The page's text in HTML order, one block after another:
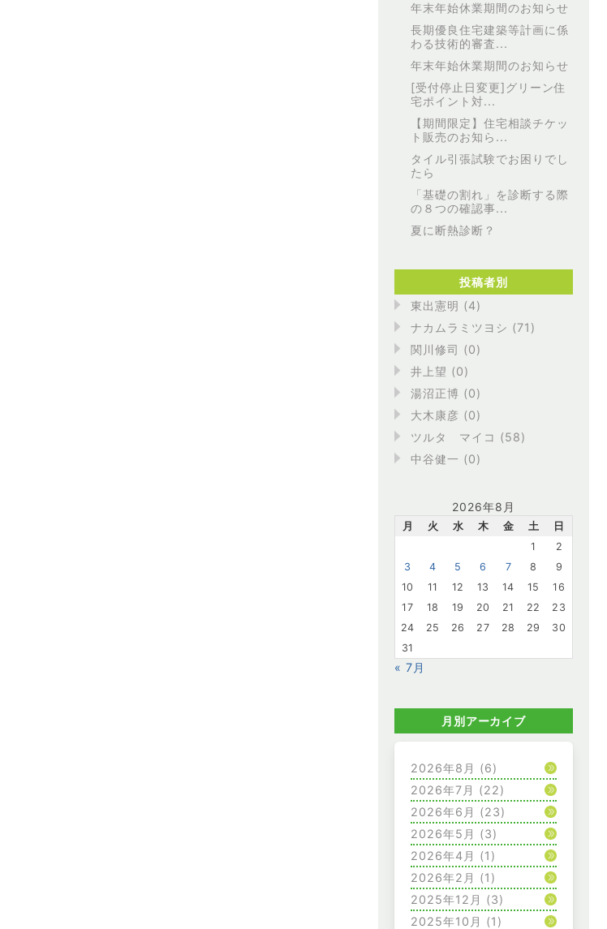
年末年始休業期間のお知らせ
長期優良住宅建築等計画に係
わる技術的審査...
年末年始休業期間のお知らせ
[受付停止日変更]グリーン住
宅ポイント対...
【期間限定】住宅相談チケッ
ト販売のお知ら...
タイル引張試験でお困りでし
たら
「基礎の割れ」を診断する際
の８つの確認事...
夏に断熱診断？
投稿者別
東出憲明 (4)
ナカムラミツヨシ (71)
関川修司 (0)
井上望 (0)
湯沼正博 (0)
大木康彦 (0)
ツルタ マイコ (58)
中谷健一 (0)
2026年8月
月 火 水 木 金 土
日
1
2
3
4 5 6 7 8
9
10
11 12 13 14 15
16
17
18 19 20 21 22
23
24
25 26 27 28 29
30
31
« 7月
月別アーカイブ
2026年8月 (6)
2026年7月 (22)
2026年6月 (23)
2026年5月 (3)
2026年4月 (1)
2026年2月 (1)
2025年12月 (3)
2025年10月 (1)